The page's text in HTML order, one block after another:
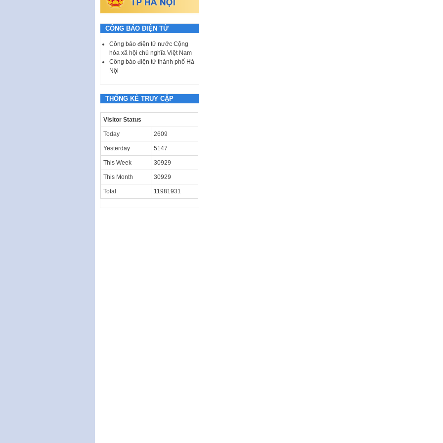
CÔNG BÁO ĐIỆN TỬ
Công báo điện tử nước Cộng
hòa xã hội chủ nghĩa Việt Nam
Công báo điện tử thành phố Hà
Nội
THỐNG KÊ TRUY CẬP
Visitor Status
Today 2609
Yesterday 5147
This Week 30929
This Month 30929
Total 11981931